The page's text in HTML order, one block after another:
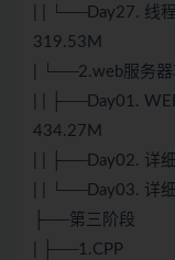
| | └──Day27. 线
319.53M
| └──2.web服务器
| | ├──Day01.
434.27M
| | ├──Day02. 详
| | └──Day03. 详
├──第三阶段
| ├──1.CPP